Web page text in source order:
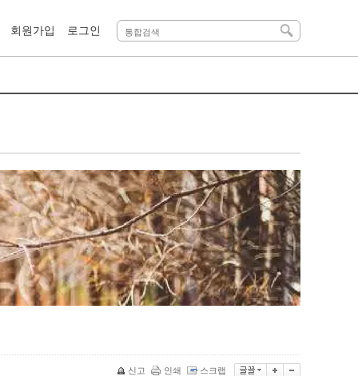
회원가입 로그인
신고 인쇄 스크랩